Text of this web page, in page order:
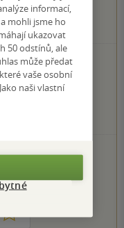
KNIHY
z 5
informací,
mohli jsme ho
ukazovat
50 odstínů, ale
může předat
vaše osobní
naši vlastní